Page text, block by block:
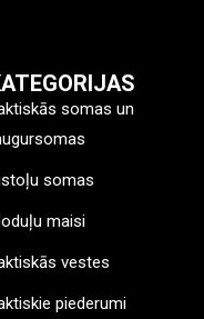
somas un
somas
maisi
vestes
piederumi